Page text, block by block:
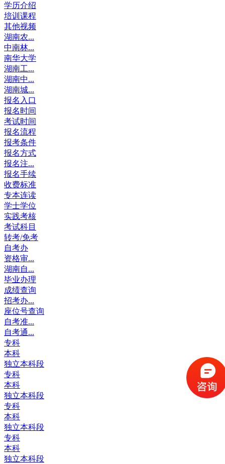
学历介绍
培训课程
其他视频
湖南农...
中南林...
南华大学
湖南工...
湖南中...
湖南城...
报名入口
报名时间
考试时间
报名流程
报考条件
报名方式
报名注...
报名手续
收费标准
专本连读
学士学位
实践考核
考试科目
转考/免考
自考办
资格审...
湖南自...
毕业办理
成绩查询
招考办...
座位号查询
自考准...
自考通...
专科
本科
独立本科段
专科
本科
独立本科段
专科
本科
独立本科段
专科
本科
独立本科段